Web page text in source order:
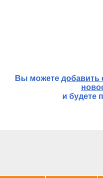
Вы можете добавить
и будете